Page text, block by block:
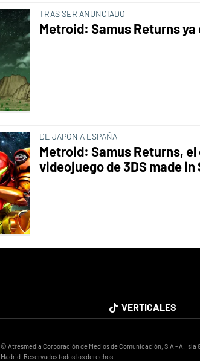
TRAS SER ANUNCIADO
Metroid: Samus Returns
DE JAPÓN A ESPAÑA
Metroid: Samus Returns,
videojuego de 3DS made in
VERTICALES
© Atresmedia Corporación de Medios de Comunicación, S.A - A. Isla
Madrid. Reservados todos los derechos